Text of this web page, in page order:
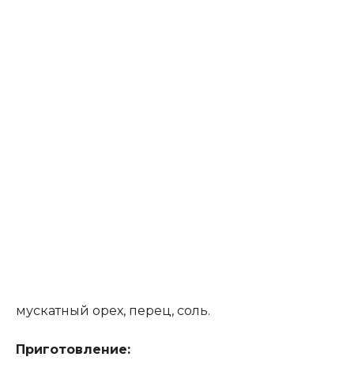
мускатный орех, перец, соль.
Приготовление: